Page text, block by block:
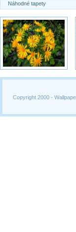
Náhodné tapety
Copyright 2000 -